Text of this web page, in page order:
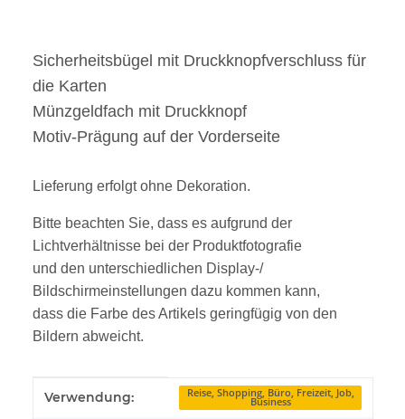
Sicherheitsbügel mit Druckknopfverschluss für
die Karten
Münzgeldfach mit Druckknopf
Motiv-Prägung auf der Vorderseite
Lieferung erfolgt ohne Dekoration.
Bitte beachten Sie, dass es aufgrund der
Lichtverhältnisse bei der Produktfotografie
und den unterschiedlichen Display-/
Bildschirmeinstellungen dazu kommen kann,
dass die Farbe des Artikels geringfügig von den
Bildern abweicht.
Produkteigenschaft
Wert
Verwendung: Reise, Shopping, Büro, Freizeit, Job,
Business